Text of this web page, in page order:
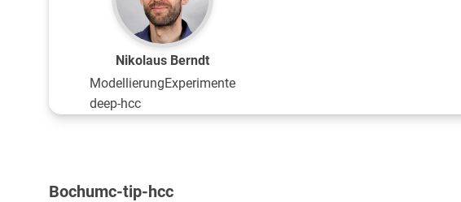
Nikolaus Berndt
ModellierungExperimente
deep-hcc
Bochumc-tip-hcc